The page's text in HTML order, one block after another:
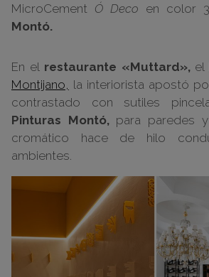
MicroCement Ó Deco en color
Montó.
En el restaurante «Muttard»,el
Montijano,
la interiorista apostó
contrastado con sutiles
Pinturas Montó,para paredes
cromático hace de hilo
ambientes.